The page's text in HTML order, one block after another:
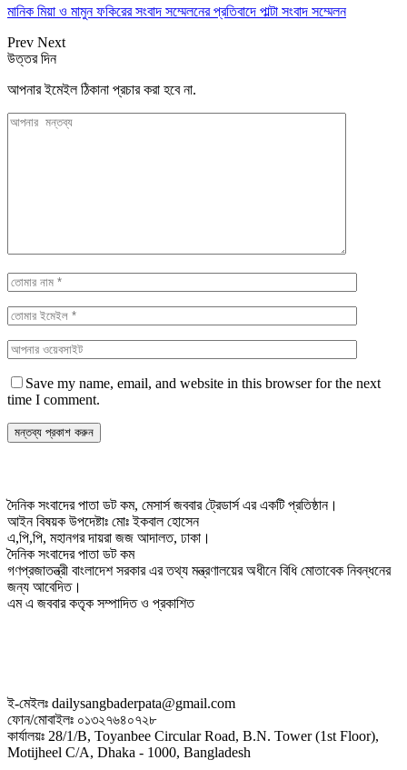
মানিক মিয়া ও মামুন ফকিরের সংবাদ সম্মেলনের প্রতিবাদে পাল্টা সংবাদ সম্মেলন
Prev Next
উত্তর দিন
আপনার ইমেইল ঠিকানা প্রচার করা হবে না.
Save my name, email, and website in this browser for the next
time I comment.
দৈনিক সংবাদের পাতা ডট কম, মেসার্স জববার ট্রেডার্স এর একটি প্রতিষ্ঠান।
আইন বিষয়ক উপদেষ্টাঃ মোঃ ইকবাল হোসেন
এ,পি,পি, মহানগর দায়রা জজ আদালত, ঢাকা।
দৈনিক সংবাদের পাতা ডট কম
গণপ্রজাতন্ত্রী বাংলাদেশ সরকার এর তথ্য মন্ত্রণালয়ের অধীনে বিধি মোতাবেক নিবন্ধনের
জন্য আবেদিত।
এম এ জববার কতৃক সম্পাদিত ও প্রকাশিত
ই-মেইলঃ dailysangbaderpata@gmail.com
ফোন/মোবাইলঃ ০১৩২৭৬৪০৭২৮
কার্যালয়ঃ 28/1/B, Toyanbee Circular Road, B.N. Tower (1st Floor),
Motijheel C/A, Dhaka - 1000, Bangladesh